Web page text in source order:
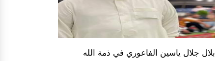
بلال جلال ياسين الفاعوري في ذمة الله